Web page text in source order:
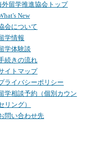
外留学推進協会トップ
New
会について
学情報
学体験談
続きの流れ
イトマップ
ライバシーポリシー
学相談予約（個別カウン
リング）
問い合わせ先